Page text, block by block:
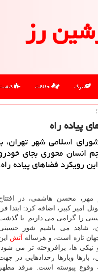
رز
برگ حفاظت
پیاده راه
اسلامی شهر تهران،
انسان محوری بجای
رویكرد فضاهای پیاده
محسن هاشمی، در
امیر کبیر، اضافه کرد: ابتدا فرا
را گرامی می داریم. با
شاهد می باشیم شور
تازه است، و هرساله آتش
نیکی ها، برافروخته تر می
در طول این ۱۴۰۰ سال، بارها وبارها رخدادهایی در
وقوع پیوسته است. مرقد مطهر